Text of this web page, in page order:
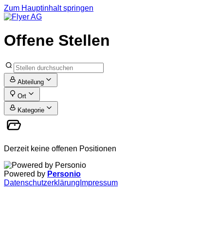
Zum Hauptinhalt springen
Offene Stellen
Abteilung
Ort
Kategorie
Derzeit keine offenen Positionen
Powered by Personio
Datenschutzerklärung Impressum